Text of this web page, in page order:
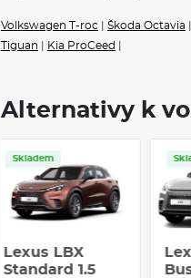
Volkswagen T-roc Škoda Octavia
Tiguan
Kia ProCeed
BYD DOLPHIN
SURF Active 30
Alternativy k
Skladem
Lexus LBX
Standard 1.5